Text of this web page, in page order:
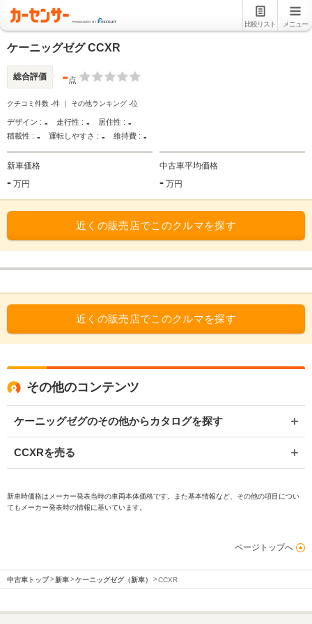
比較リスト メニュー
ケーニッグゼグ CCXR
総合評価 -点
クチコミ件数 -件 ｜ その他ランキング -位
デザイン : - 走行性 : - 居住性 : -
積載性 : - 運転しやすさ : - 維持費 : -
新車価格
- 万円
中古車平均価格
- 万円
近くの販売店でこのクルマを探す
近くの販売店でこのクルマを探す
その他のコンテンツ
ケーニッグゼグのその他からカタログを探す
CCXRを売る
新車時価格はメーカー発表当時の車両本体価格です。また基本情報など、その他の項目につい
てもメーカー発表時の情報に基いています。
ページトップへ
中古車トップ 新車 ケーニッグゼグ（新車） CCXR